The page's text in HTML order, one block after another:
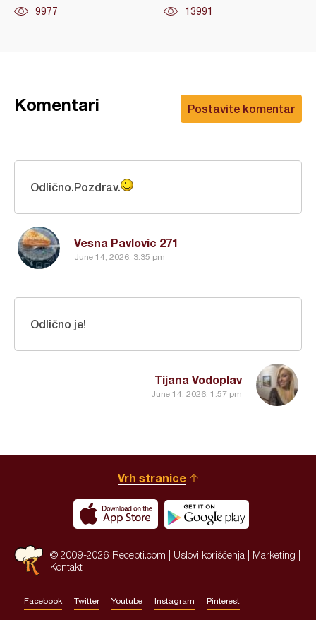
9977 13991
Postavite komentar
Komentari
Vesna Pavlovic 271
June 14, 2026, 3:35 pm
Odlično.Pozdrav.
Tijana Vodoplav
June 14, 2026, 1:57 pm
Odlično je!
Vrh stranice
© 2009-2026 Recepti.com | Uslovi korišćenja Marketing
Kontakt
Facebook Twitter Youtube Instagram Pinterest